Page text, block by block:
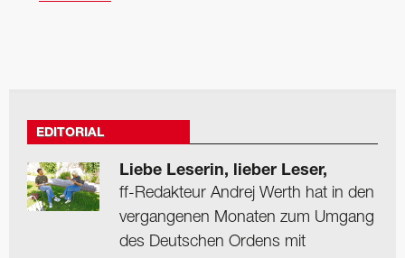
EDITORIAL
Liebe Leserin, lieber Leser,
ff-Redakteur Andrej Werth hat in den
vergangenen Monaten zum Umgang
des Deutschen Ordens mit